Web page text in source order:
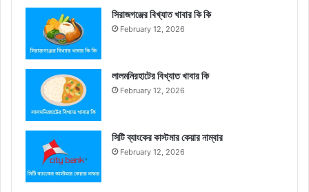
সিরাজগঞ্জের বিখ্যাত খাবার কি কি
February 12, 2026
লালমনিরহাটের বিখ্যাত খাবার কি
February 12, 2026
সিটি ব্যাংকের কাস্টমার কেয়ার নাম্বার
February 12, 2026